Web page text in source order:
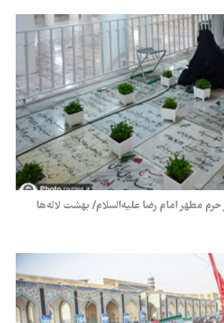
مطهر امام رضا علیه‌السلام/ بهشت لاله‌ها